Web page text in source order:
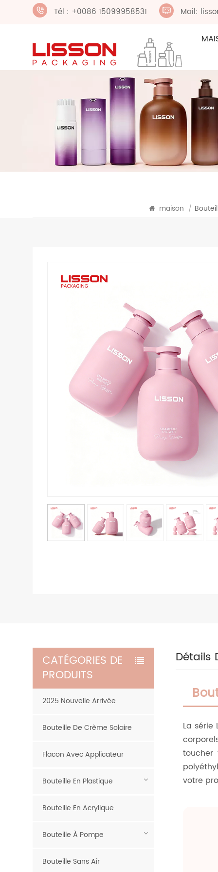
Tél : +0086 15099958531 Mail:
maison /
Détails
La série
toucher
votre
CATÉGORIES DE
PRODUITS
2025 Nouvelle Arrivée
Bouteille De Crème Solaire
Flacon Avec Applicateur
Bouteille En Plastique
Bouteille En Acrylique
Bouteille À Pompe
Bouteille Sans Air